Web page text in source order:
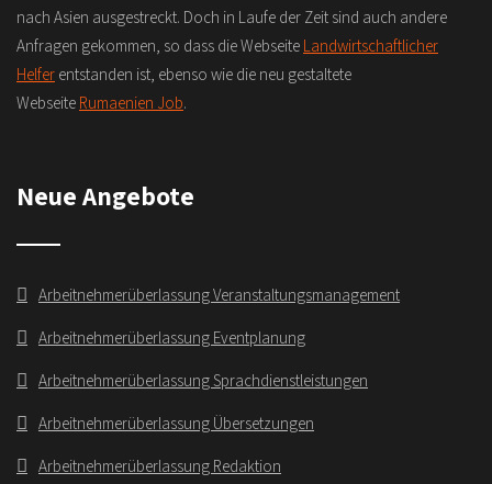
nach Asien ausgestreckt. Doch in Laufe der Zeit sind auch andere
Anfragen gekommen, so dass die Webseite Landwirtschaftlicher
Helfer entstanden ist, ebenso wie die neu gestaltete
Webseite Rumaenien Job.
Neue Angebote
Arbeitnehmerüberlassung Veranstaltungsmanagement
Arbeitnehmerüberlassung Eventplanung
Arbeitnehmerüberlassung Sprachdienstleistungen
Arbeitnehmerüberlassung Übersetzungen
Arbeitnehmerüberlassung Redaktion